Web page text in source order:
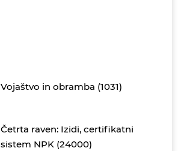
Vojaštvo in obramba (1031)
Četrta raven: Izidi, certifikatni
sistem NPK (24000)